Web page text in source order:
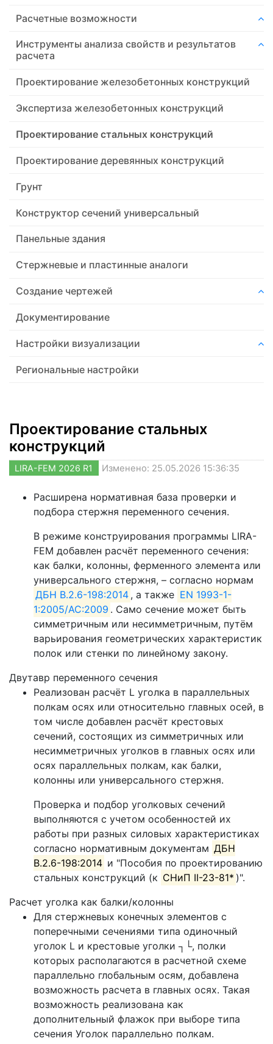
Расчетные возможности
Инструменты анализа свойств и результатов
расчета
Проектирование железобетонных конструкций
Экспертиза железобетонных конструкций
Проектирование стальных конструкций
Проектирование деревянных конструкций
Грунт
Конструктор сечений универсальный
Панельные здания
Стержневые и пластинные аналоги
Создание чертежей
Документирование
Настройки визуализации
Региональные настройки
Проектирование стальных
конструкций
LIRA-FEM 2026 R1 Изменено: 25.05.2026 15:36:35
Расширена нормативная база проверки и
подбора стержня переменного сечения.
В режиме конструирования программы LIRA-
FEM добавлен расчёт переменного сечения:
как балки, колонны, ферменного элемента или
универсального стержня, – согласно нормам
ДБН В.2.6-198:2014 , а также EN 1993-1-
1:2005/AC:2009 . Само сечение может быть
симметричным или несимметричным, путём
варьирования геометрических характеристик
полок или стенки по линейному закону.
Двутавр переменного сечения
Реализован расчёт L уголка в параллельных
полкам осях или относительно главных осей, в
том числе добавлен расчёт крестовых
сечений, состоящих из симметричных или
несимметричных уголков в главных осях или
осях параллельных полкам, как балки,
колонны или универсального стержня.
Проверка и подбор уголковых сечений
выполняются с учетом особенностей их
работы при разных силовых характеристиках
согласно нормативным документам ДБН
В.2.6-198:2014 и "Пособия по проектированию
стальных конструкций (к СНиП II-23-81* )".
Расчет уголка как балки/колонны
Для стержневых конечных элементов с
поперечными сечениями типа одиночный
уголок L и крестовые уголки ┐└, полки
которых располагаются в расчетной схеме
параллельно глобальным осям, добавлена
возможность расчета в главных осях. Такая
возможность реализована как
дополнительный флажок при выборе типа
сечения Уголок параллельно полкам.